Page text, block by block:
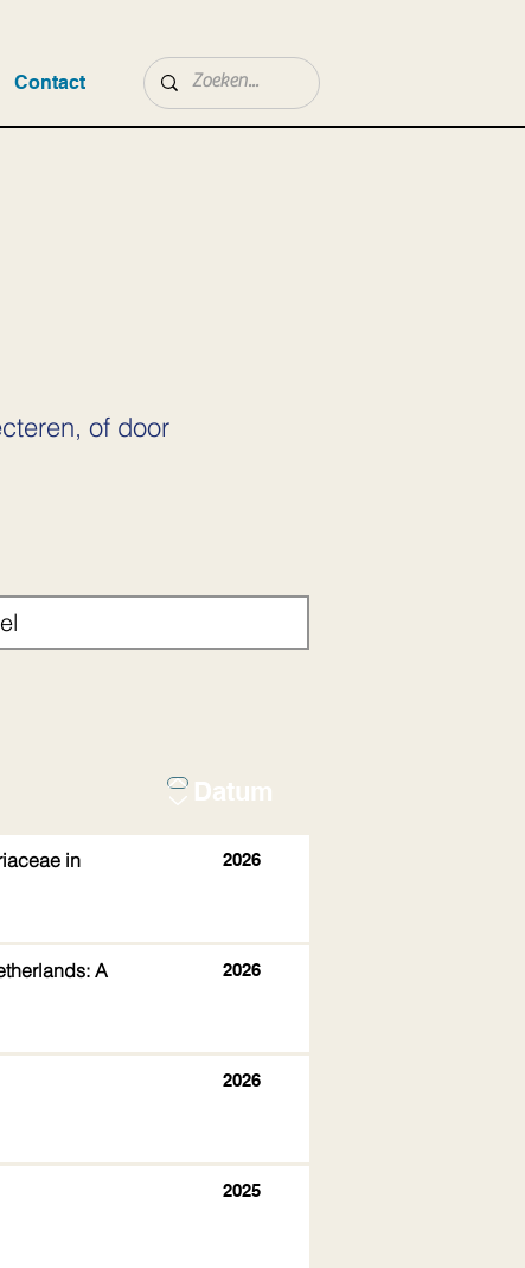
Contact
of door
Datum
in
2026
A
2026
2026
2025